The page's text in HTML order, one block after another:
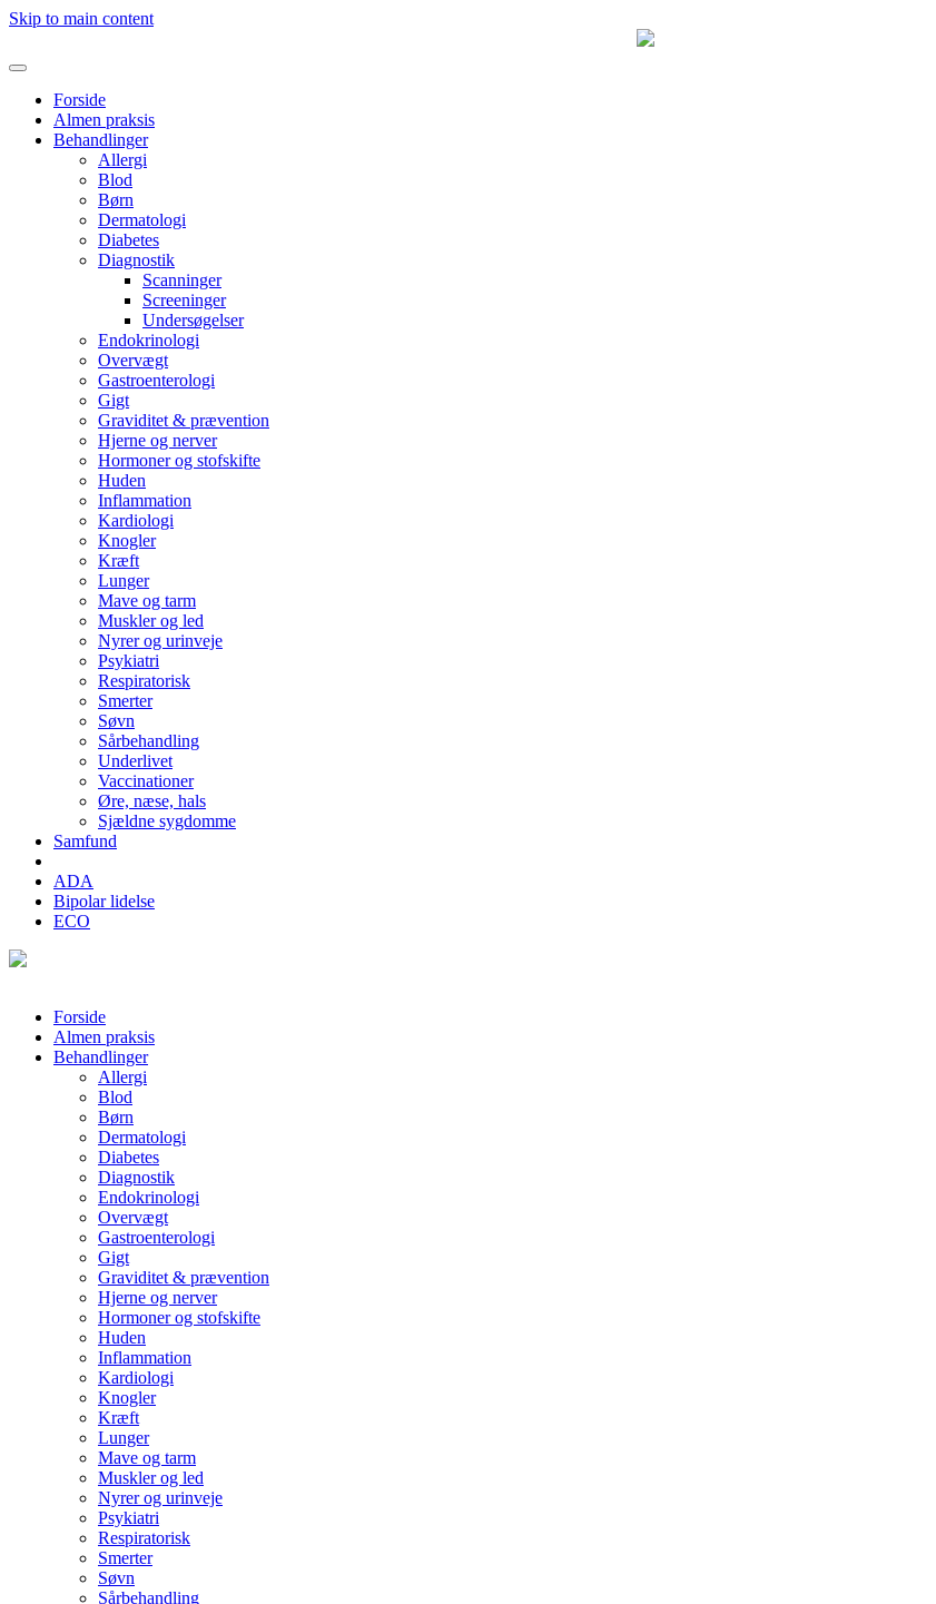
Skip to main content
Forside
Almen praksis
Behandlinger
Allergi
Blod
Børn
Dermatologi
Diabetes
Diagnostik
Scanninger
Screeninger
Undersøgelser
Endokrinologi
Overvægt
Gastroenterologi
Gigt
Graviditet & prævention
Hjerne og nerver
Hormoner og stofskifte
Huden
Inflammation
Kardiologi
Knogler
Kræft
Lunger
Mave og tarm
Muskler og led
Nyrer og urinveje
Psykiatri
Respiratorisk
Smerter
Søvn
Sårbehandling
Underlivet
Vaccinationer
Øre, næse, hals
Sjældne sygdomme
Samfund
ADA
Bipolar lidelse
ECO
Forside
Almen praksis
Behandlinger
Allergi
Blod
Børn
Dermatologi
Diabetes
Diagnostik
Endokrinologi
Overvægt
Gastroenterologi
Gigt
Graviditet & prævention
Hjerne og nerver
Hormoner og stofskifte
Huden
Inflammation
Kardiologi
Knogler
Kræft
Lunger
Mave og tarm
Muskler og led
Nyrer og urinveje
Psykiatri
Respiratorisk
Smerter
Søvn
Sårbehandling